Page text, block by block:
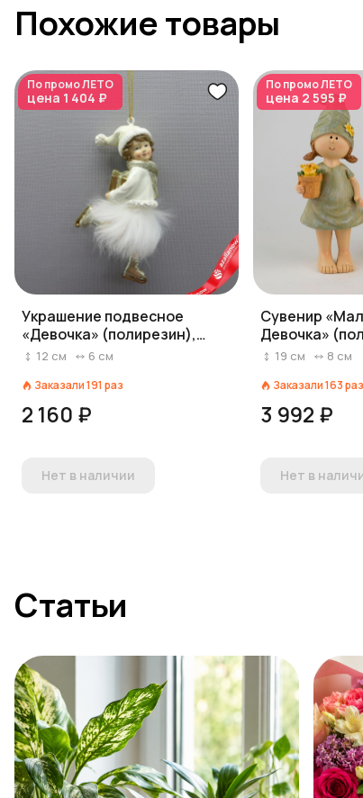
Похожие товары
По промоЛЕТО
цена 1 404 ₽
Украшение подвесное
«Девочка» (полирезин),
H12x5,5x4см, золотой
12 см 6 см
Заказали191 раз
2 160 ₽
Нет в наличии
По промоЛЕТО
цена 2 595 ₽
Сувенир
Девочка»
19 см 8 см
Заказали163
3 992 ₽
Нет в
Статьи